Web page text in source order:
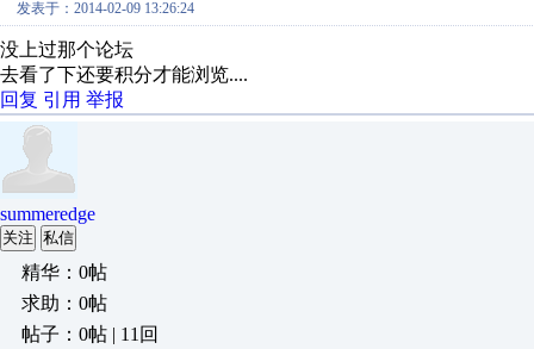
发表于：2014-02-09 13:26:24
没上过那个论坛
去看了下还要积分才能浏览....
回复 引用 举报
summeredge
关注 私信
精华：0帖
求助：0帖
帖子：0帖 | 11回